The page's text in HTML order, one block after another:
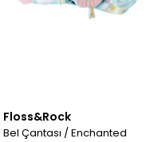
Floss&Rock
Bel Çantası / Enchanted